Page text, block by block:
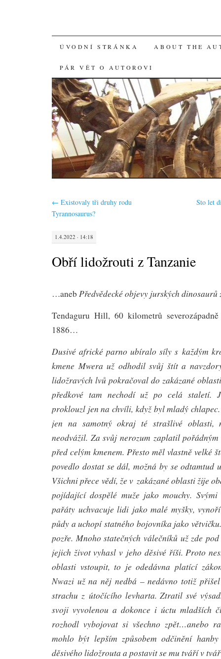
SKIP
TO
CONTENT
ÚVODNÍ STRÁNKA ABOUT THE
PÁR VĚT O AUTOROVI
← Existovaly tři druhy rodu
Tyrannosaurus?
Sto let
1.4.2022 · 14:18
Obří lidožrouti z Tanzanie
…aneb Předvědecké objevy jurských dinosaurů
Tendaguru Hill, 60 kilometrů
1886…
Dusivé africké parno ubíralo síly s každým
kmene Mwera už odhodil svůj štít a
lidožravých lvů pokračoval do zakázané
předkové tam nechodí už po celá staletí.
proklouzl jen na chvíli, když byl mladý
jen na samotný okraj té strašlivé
neodvážil. Za svůj nerozum zaplatil
před celým kmenem. Přesto měl vlastně velké
povedlo dostat se dál, možná by se odtamtud
Všichni přece vědí, že v zakázané oblasti žije
pojídající dospělé muže jako mouchy.
pařáty uchvacuje lidi jako malé myšky,
půdy a uchopí statného bojovníka jako
pozře. Mnoho statečných válečníků už zde
jejich život vyhasl v jeho děsivé říši. Proto
oblasti vstoupit, to je odedávna platící
Nwazi už na něj nedbá – nedávno totiž
strachu z útočícího levharta. Ztratil své
svoji vyvolenou a dokonce i úctu mladších
rozhodl vybojovat si všechno zpět…anebo
mohlo být lepším způsobem odčinění
děsivého lidožrouta a postavit se mu tváří v